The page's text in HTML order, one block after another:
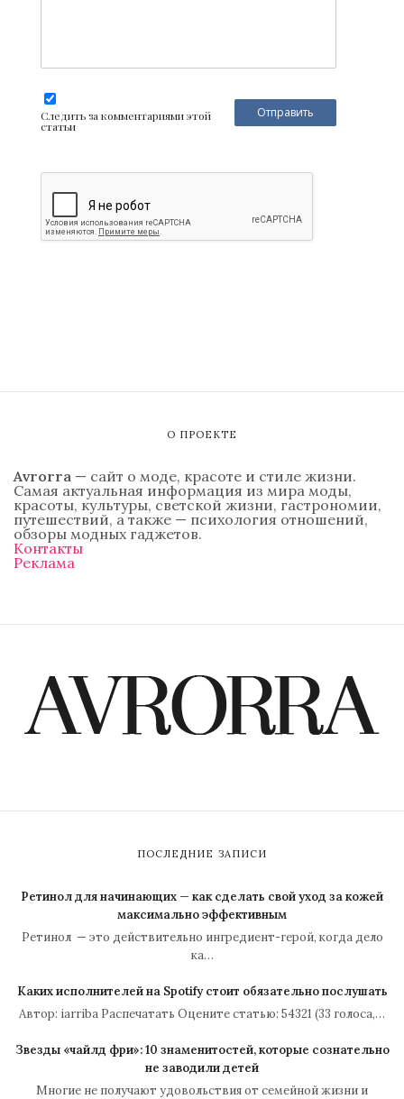
Следить за комментариями этой
статьи
О ПРОЕКТЕ
Avrorra — сайт о моде, красоте и стиле жизни.
Самая актуальная информация из мира моды,
красоты, культуры, светской жизни, гастрономии,
путешествий, а также — психология отношений,
обзоры модных гаджетов.
Контакты
Реклама
ПОСЛЕДНИЕ ЗАПИСИ
Ретинол для начинающих — как сделать свой уход за кожей
максимально эффективным
Ретинол — это действительно ингредиент-герой, когда дело
ка…
Каких исполнителей на Spotify стоит обязательно послушать
Автор: iarriba Распечатать Оцените статью: 54321 (33 голоса,…
Звезды «чайлд фри»: 10 знаменитостей, которые сознательно
не заводили детей
Многие не получают удовольствия от семейной жизни и